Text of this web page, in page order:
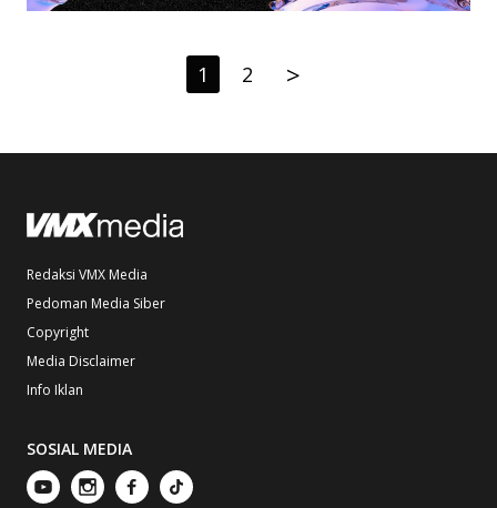
1 2 >
Redaksi VMX Media
Pedoman Media Siber
Copyright
Media Disclaimer
Info Iklan
SOSIAL MEDIA